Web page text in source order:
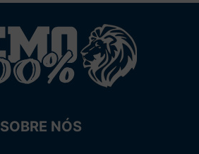
SOBRE NÓS